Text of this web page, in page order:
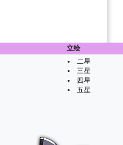
立绘
二星
三星
四星
五星